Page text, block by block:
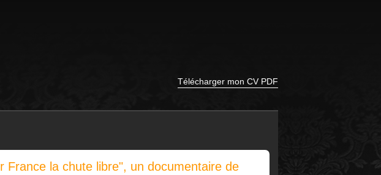
Télécharger mon CV PDF
France la chute libre", un documentaire de